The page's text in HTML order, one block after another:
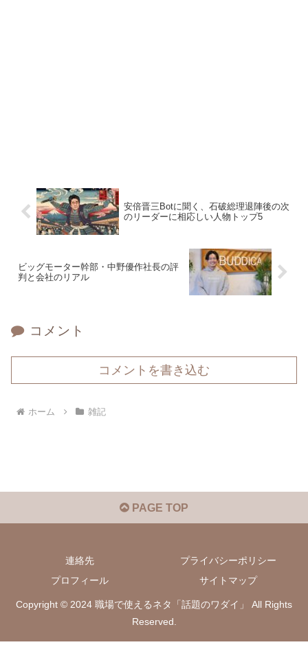
安倍晋三Botに聞く、石破総理退陣後の次
のリーダーに相応しい人物トップ5
ビッグモーター幹部・中野優作社長の評
判と会社のリアル
コメント
コメントを書き込む
ホーム 雑記
PAGE TOP
連絡先
プライバシーポリシー
プロフィール
サイトマップ
Copyright © 2024 職場で使えるネタ「話題のワダイ」 All Rights
Reserved.